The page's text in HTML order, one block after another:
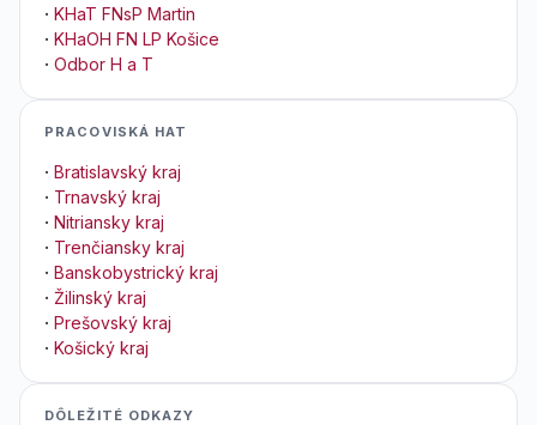
· KHaT FNsP Martin
· KHaOH FN LP Košice
· Odbor H a T
PRACOVISKÁ HAT
· Bratislavský kraj
· Trnavský kraj
· Nitriansky kraj
· Trenčiansky kraj
· Banskobystrický kraj
· Žilinský kraj
· Prešovský kraj
· Košický kraj
DÔLEŽITÉ ODKAZY